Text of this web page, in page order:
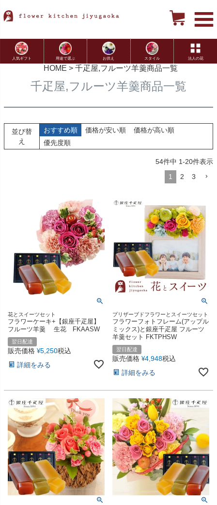
人気ギフト 用途で選ぶ お供え スタイル 法人の花
HOME 千疋屋,フルーツ羊羹商品一覧
千疋屋,フルーツ羊羹商品一覧
並び替
え
おすすめ順 価格が安い順
価格が高い順
優先度順
54件中 1-20件表示
1
2 3
花とスイーツセット
フラワーケーキ+【銀座千疋屋】
フルーツ羊羹 生花 FKAASW
翌日配達
販売価格 ¥5,250税込
詳細をみる
プリザーブドフラワーとスイーツセット
フラワーフォトフレーム(アップル
ミックス)と銀座千疋屋 フルーツ
羊羹セット FKTPHSW
翌日配達
販売価格 ¥4,948税込
詳細をみる